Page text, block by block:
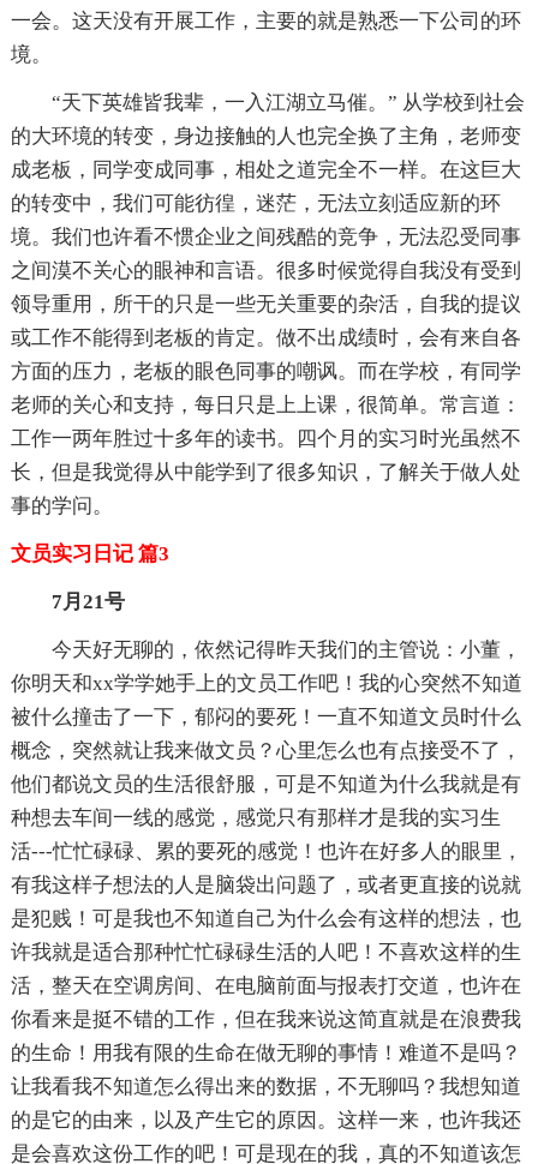
一会。这天没有开展工作，主要的就是熟悉一下公司的环
境。
“天下英雄皆我辈，一入江湖立马催。” 从学校到社会
的大环境的转变，身边接触的人也完全换了主角，老师变
成老板，同学变成同事，相处之道完全不一样。在这巨大
的转变中，我们可能彷徨，迷茫，无法立刻适应新的环
境。我们也许看不惯企业之间残酷的竞争，无法忍受同事
之间漠不关心的眼神和言语。很多时候觉得自我没有受到
领导重用，所干的只是一些无关重要的杂活，自我的提议
或工作不能得到老板的肯定。做不出成绩时，会有来自各
方面的压力，老板的眼色同事的嘲讽。而在学校，有同学
老师的关心和支持，每日只是上上课，很简单。常言道：
工作一两年胜过十多年的读书。四个月的实习时光虽然不
长，但是我觉得从中能学到了很多知识，了解关于做人处
事的学问。
文员实习日记 篇3
7月21号
今天好无聊的，依然记得昨天我们的主管说：小董，
你明天和xx学学她手上的文员工作吧！我的心突然不知道
被什么撞击了一下，郁闷的要死！一直不知道文员时什么
概念，突然就让我来做文员？心里怎么也有点接受不了，
他们都说文员的生活很舒服，可是不知道为什么我就是有
种想去车间一线的感觉，感觉只有那样才是我的实习生
活---忙忙碌碌、累的要死的感觉！也许在好多人的眼里，
有我这样子想法的人是脑袋出问题了，或者更直接的说就
是犯贱！可是我也不知道自己为什么会有这样的想法，也
许我就是适合那种忙忙碌碌生活的人吧！不喜欢这样的生
活，整天在空调房间、在电脑前面与报表打交道，也许在
你看来是挺不错的工作，但在我来说这简直就是在浪费我
的生命！用我有限的生命在做无聊的事情！难道不是吗？
让我看我不知道怎么得出来的数据，不无聊吗？我想知道
的是它的由来，以及产生它的原因。这样一来，也许我还
是会喜欢这份工作的吧！可是现在的我，真的不知道该怎